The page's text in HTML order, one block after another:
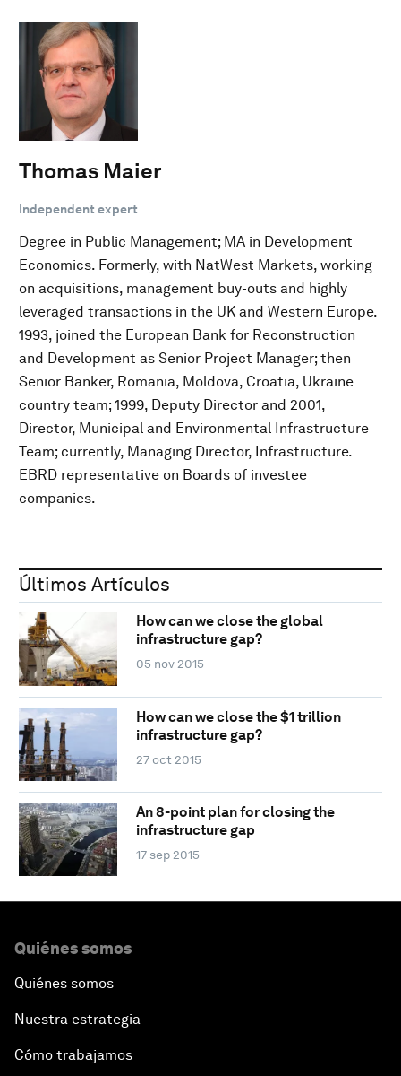
Thomas Maier
Independent expert
Degree in Public Management; MA in Development
Economics. Formerly, with NatWest Markets, working
on acquisitions, management buy-outs and highly
leveraged transactions in the UK and Western Europe.
1993, joined the European Bank for Reconstruction
and Development as Senior Project Manager; then
Senior Banker, Romania, Moldova, Croatia, Ukraine
country team; 1999, Deputy Director and 2001,
Director, Municipal and Environmental Infrastructure
Team; currently, Managing Director, Infrastructure.
EBRD representative on Boards of investee
companies.
Últimos Artículos
How can we close the global
infrastructure gap?
05 nov 2015
How can we close the $1 trillion
infrastructure gap?
27 oct 2015
An 8-point plan for closing the
infrastructure gap
17 sep 2015
Quiénes somos
Quiénes somos
Nuestra estrategia
Cómo trabajamos